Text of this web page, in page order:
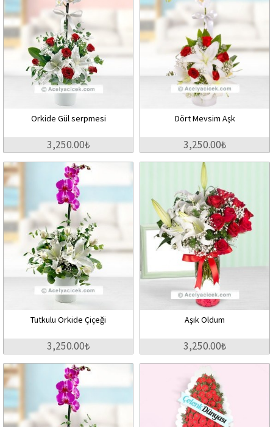
Orkide Gül serpmesi
3,250.00₺
Dört Mevsim Aşk
3,250.00₺
Tutkulu Orkide Çiçeği
3,250.00₺
Aşık Oldum
3,250.00₺